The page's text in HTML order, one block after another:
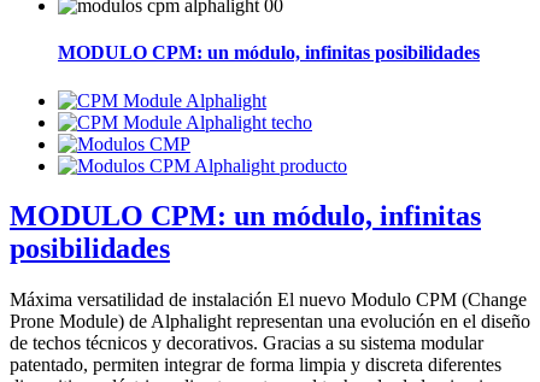
MODULO CPM: un módulo, infinitas posibilidades
MODULO CPM: un módulo, infinitas
posibilidades
Máxima versatilidad de instalación El nuevo Modulo CPM (Change
Prone Module) de Alphalight representan una evolución en el diseño
de techos técnicos y decorativos. Gracias a su sistema modular
patentado, permiten integrar de forma limpia y discreta diferentes